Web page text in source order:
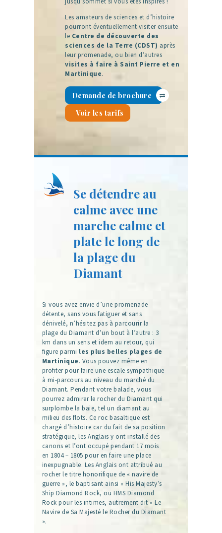
Les amateurs de sciences et d’histoire
pourront éventuellement visiter ensuite
le Centre de découverte des
sciences de la Terre (CDST) après
leur promenade, ou bien d’autres
visites à faire à Saint Pierre et en
Martinique.
Demande de brochure
Voir les tarifs
Se détendre au
calme avec une
marche calme et
plate le long de
la plage du
Diamant
Si vous avez envie d’une promenade
détente, sans vous fatiguer et sans
dénivelé, n’hésitez pas à parcourir la
plage du Diamant d’un bout à l’autre : 3
km dans un sens et idem au retour, qui
figure parmi les plus belles plages de
Martinique. Vous pouvez même en
profiter pour faire une escale sympathique
à mi-parcours au niveau du marché du
Diamant. Pendant votre balade, vous
pourrez admirer le rocher du Diamant qui
surplombe la baie, tel un diamant au
milieu des flots. Ce roc basaltique est
chargé d’histoire car du fait de sa position
stratégique, les Anglais y ont installé des
canons et l’ont occupé pendant 17 mois
en 1804 – 1805 pour en faire une place
inexpugnable. Les Anglais ont attribué au
rocher le titre honorifique de « navire de
guerre », le baptisant ainsi « His Majesty’s
Ship Diamond Rock, ou HMS Diamond
Rock pour les intimes, autrement dit « Le
Navire de Sa Majesté le Rocher du Diamant
».